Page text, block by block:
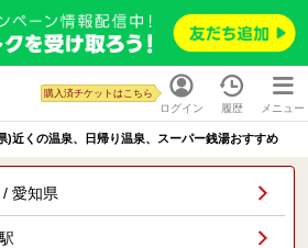
ログイン
購入済チケットはこちら
履歴 メニュー
)近くの温泉、日帰り温泉、スーパー銭湯おすすめ
愛知県